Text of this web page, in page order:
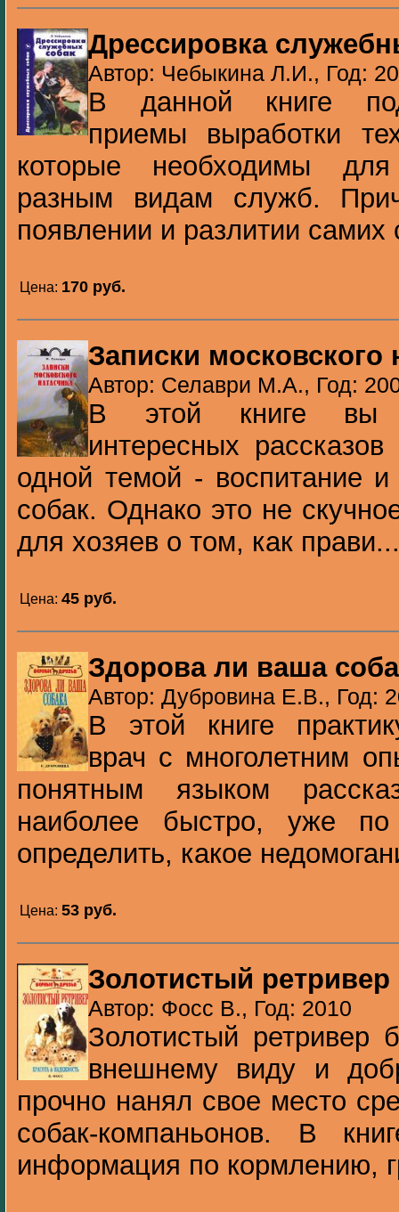
Дрессировка
Автор: Чебыкина Л.И., Год:
В данной книге
приемы выработки
которые необходимы
разным видам служб.
появлении и разлитии
Цена: 170 pуб.
Записки московского
Автор: Селаври М.А., Год:
В этой книге вы
интересных
одной темой - воспитание
собак. Однако это не
для хозяев о том, как прави...
Цена: 45 pуб.
Здорова ли ваша
Автор: Дубровина Е.В., Год:
В этой книге
врач с многолетним
понятным языком
наиболее быстро, уже
определить, какое
Цена: 53 pуб.
Золотистый ретривер
Автор: Фосс В., Год: 2010
Золотистый ретривер
внешнему виду и
прочно нанял свое место
собак-компаньонов. В
информация по кормлению,